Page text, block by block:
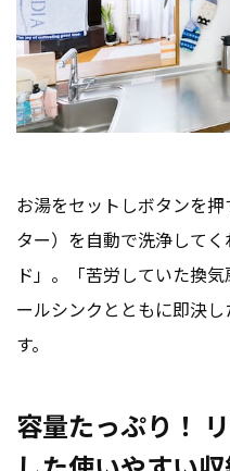
お湯をセットしボタンを
ター）を自動で洗浄して
ド」。「苦労していた換
ールシンクとともに即決
す。
容量たっぷり！